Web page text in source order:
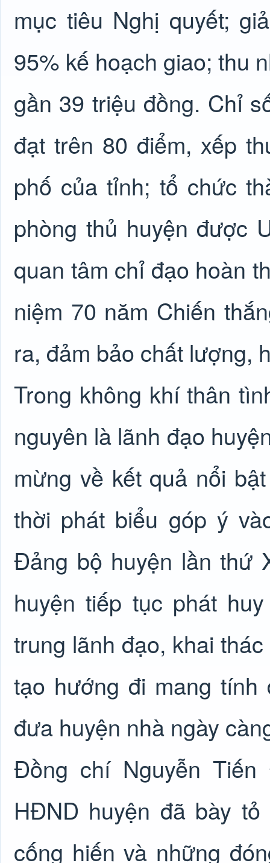
mục tiêu Nghị quyết;
95% kế hoạch giao; thu
gần 39 triệu đồng. Chỉ
đạt trên 80 điểm, xếp
phố của tỉnh; tổ chức
phòng thủ huyện được
quan tâm chỉ đạo hoàn
niệm 70 năm Chiến
ra, đảm bảo chất lượng,
Trong không khí thân
nguyên là lãnh đạo
mừng về kết quả nổi
thời phát biểu góp ý
Đảng bộ huyện lần thứ
huyện tiếp tục phát
trung lãnh đạo, khai
tạo hướng đi mang
đưa huyện nhà ngày
Đồng chí Nguyễn
HĐND huyện đã bày
cống hiến và những